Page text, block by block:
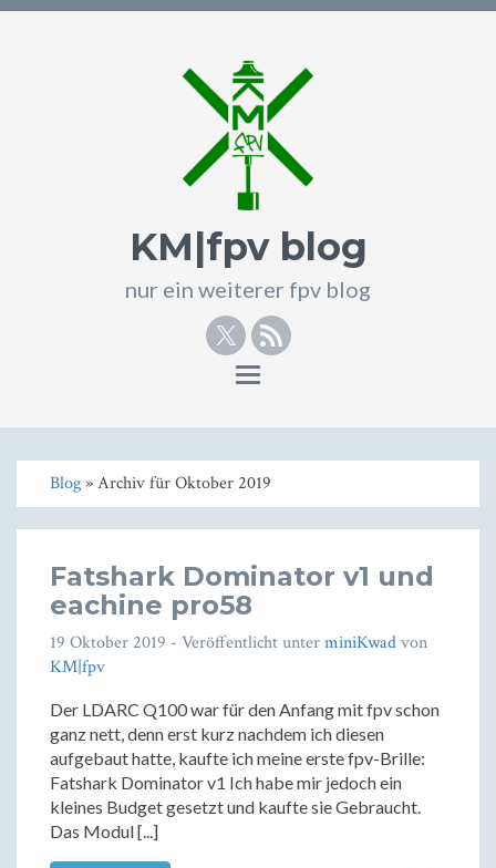
KM|fpv blog
nur ein weiterer fpv blog
Twitter
RSS
Toggle
Blog» Archiv für Oktober 2019
Fatshark Dominator v1 und
eachine pro58
19 Oktober 2019 - Veröffentlicht unterminiKwadvon
KM|fpv
Der LDARC Q100 war für den Anfang mit fpv schon
ganz nett, denn erst kurz nachdem ich diesen
aufgebaut hatte, kaufte ich meine erste fpv-Brille:
Fatshark Dominator v1 Ich habe mir jedoch ein
kleines Budget gesetzt und kaufte sie Gebraucht.
Das Modul [...]